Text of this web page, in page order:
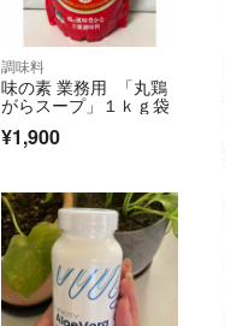
調味料
味の素 業務用 「丸鶏
がらスープ」１ｋｇ袋
¥1,900